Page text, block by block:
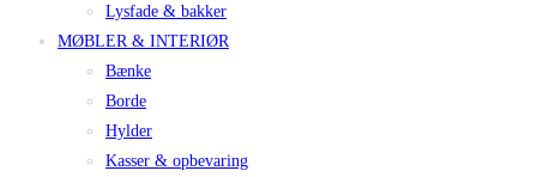
Lysfade & bakker
MØBLER & INTERIØR
Bænke
Borde
Hylder
Kasser & opbevaring